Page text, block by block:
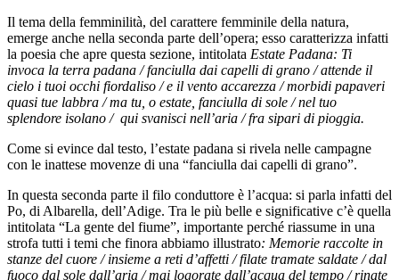
Il tema della femminilità, del carattere femminile della natura,
emerge anche nella seconda parte dell’opera; esso caratterizza infatti
la poesia che apre questa sezione, intitolata Estate Padana: Ti
invoca la terra padana / fanciulla dai capelli di grano / attende il
cielo i tuoi occhi fiordaliso / e il vento accarezza / morbidi papaveri
quasi tue labbra / ma tu, o estate, fanciulla di sole / nel tuo
splendore isolano / qui svanisci nell’aria / fra sipari di pioggia.
Come si evince dal testo, l’estate padana si rivela nelle campagne
con le inattese movenze di una “fanciulla dai capelli di grano”.
In questa seconda parte il filo conduttore è l’acqua: si parla infatti del
Po, di Albarella, dell’Adige. Tra le più belle e significative c’è quella
intitolata “La gente del fiume”, importante perché riassume in una
strofa tutti i temi che finora abbiamo illustrato: Memorie raccolte in
stanze del cuore / insieme a reti d’affetti / filate tramate saldate / dal
fuoco dal sole dall’aria / mai logorate dall’acqua del tempo / rinate